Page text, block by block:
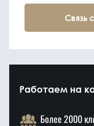
Связь
Работаем на
Более 2000